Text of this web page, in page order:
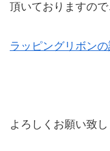
頂いておりますので
ラッピングリボン
よろしくお願い致